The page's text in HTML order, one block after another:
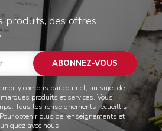
produits, des offres
ABONNEZ-VOUS
y compris par courriel, au sujet de
produits et services. Vous
Tous les renseignements recueillis
obtenir plus de renseignements et
avec nous .